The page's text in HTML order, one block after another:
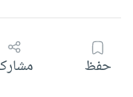
حفظ